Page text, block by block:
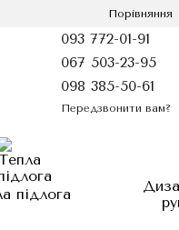
Порівняння
093 772-01-91
067 503-23-95
098 385-50-61
Передзвонити вам?
підлога